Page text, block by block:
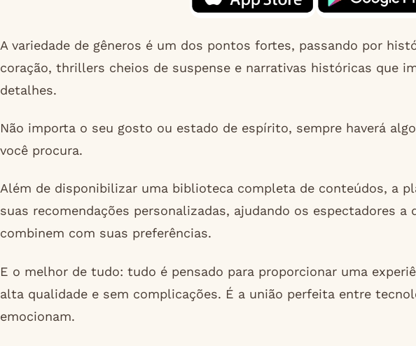
A variedade de gêneros é um dos pontos fortes, passando por
coração, thrillers cheios de suspense e narrativas históricas que
detalhes.
Não importa o seu gosto ou estado de espírito, sempre haverá
você procura.
Além de disponibilizar uma biblioteca completa de conteúdos, a
suas recomendações personalizadas, ajudando os espectadores a
combinem com suas preferências.
E o melhor de tudo: tudo é pensado para proporcionar uma
alta qualidade e sem complicações. É a união perfeita entre
emocionam.